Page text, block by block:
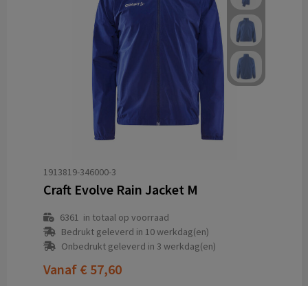
1913819-346000-3
Craft Evolve Rain Jacket M
6361 in totaal op voorraad
Bedrukt geleverd in 10 werkdag(en)
Onbedrukt geleverd in 3 werkdag(en)
Vanaf € 57,60